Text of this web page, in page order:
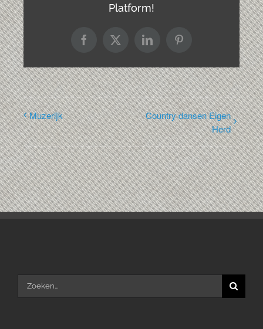
Platform!
Facebook
X LinkedInPinterest
Muzerijk
Country dansen Eigen
Herd
Zoeken